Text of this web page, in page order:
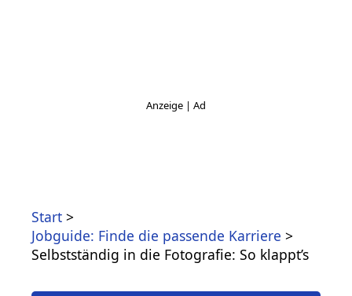
Start
Jobguide: Finde die passende Karriere
Selbstständig in die Fotografie: So klappt’s